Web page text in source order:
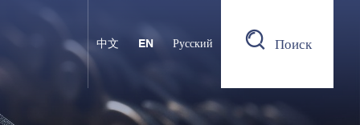
Поиск
中文 EN Русский